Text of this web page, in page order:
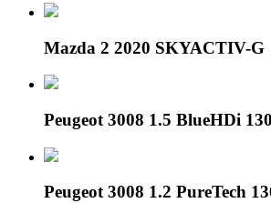
Mazda 2 2020 SKYACTIV-G
Peugeot 3008 1.5 BlueHDi
Peugeot 3008 1.2 PureTech